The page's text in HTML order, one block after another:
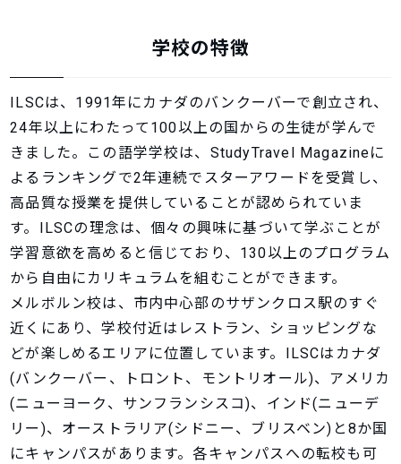
学校の特徴
ILSCは、1991年にカナダのバンクーバーで創立され、
24年以上にわたって100以上の国からの生徒が学んで
きました。この語学学校は、StudyTravel Magazineに
よるランキングで2年連続でスターアワードを受賞し、
高品質な授業を提供していることが認められていま
す。ILSCの理念は、個々の興味に基づいて学ぶことが
学習意欲を高めると信じており、130以上のプログラム
から自由にカリキュラムを組むことができます。
メルボルン校は、市内中心部のサザンクロス駅のすぐ
近くにあり、学校付近はレストラン、ショッピングな
どが楽しめるエリアに位置しています。ILSCはカナダ
(バンクーバー、トロント、モントリオール)、アメリカ
(ニューヨーク、サンフランシスコ)、インド(ニューデ
リー)、オーストラリア(シドニー、ブリスベン)と8か国
にキャンパスがあります。各キャンパスへの転校も可